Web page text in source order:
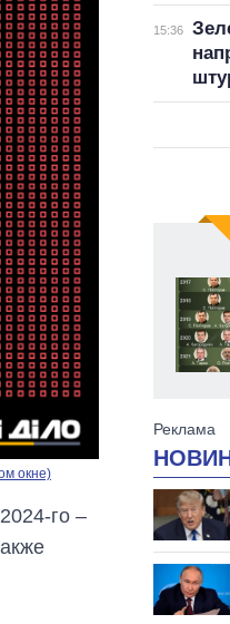
окне)
го –
15:36
месяца – до 5
кто и как долго
СВР